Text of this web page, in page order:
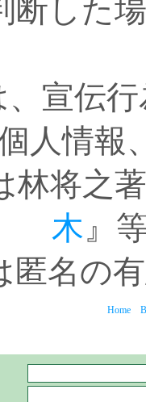
した
宣伝
人情報
林将之
木』
名の
Home